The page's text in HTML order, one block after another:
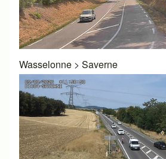
Wasselonne > Saverne